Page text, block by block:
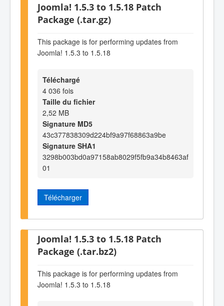
Joomla! 1.5.3 to 1.5.18 Patch
Package (.tar.gz)
This package is for performing updates from
Joomla! 1.5.3 to 1.5.18
Téléchargé
4 036 fois
Taille du fichier
2,52 MB
Signature MD5
43c377838309d224bf9a97f68863a9be
Signature SHA1
3298b003bd0a97158ab8029f5fb9a34b8463af
01
Télécharger
Joomla! 1.5.3 to 1.5.18 Patch
Package (.tar.bz2)
This package is for performing updates from
Joomla! 1.5.3 to 1.5.18